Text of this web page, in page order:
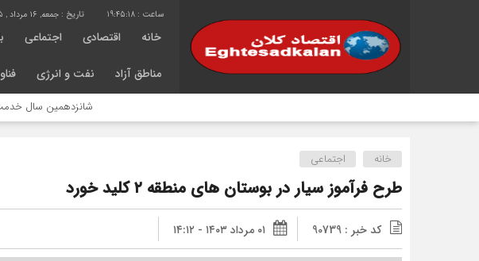
19:45:18 تاریخ : جمعه, ۱۶ مرداد , ۱۴۰۵
خانه اقتصادی اجتماعی
مناطق آزاد نفت و انرژی
شانزدهمین سال خدمت‌رسانی
خانه اجتماعی
طرح فرآموز سیار در بوستان های منطقه ۲ کلید خورد
کد خبر : 90739 ۰۱ مرداد ۱۴۰۳ - ۱۴:۱۲